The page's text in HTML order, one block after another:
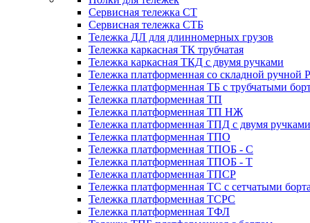
Сервисная тележка СТ
Сервисная тележка СТБ
Тележка ДЛ для длинномерных грузов
Тележка каркасная ТК трубчатая
Тележка каркасная ТКД с двумя ручками
Тележка платформенная со складной ручной
Тележка платформенная ТБ с трубчатыми
Тележка платформенная ТП
Тележка платформенная ТП НЖ
Тележка платформенная ТПД с двумя ручками
Тележка платформенная ТПО
Тележка платформенная ТПОБ - С
Тележка платформенная ТПОБ - Т
Тележка платформенная ТПСР
Тележка платформенная ТС с сетчатыми
Тележка платформенная ТСРС
Тележка платформенная ТФЛ